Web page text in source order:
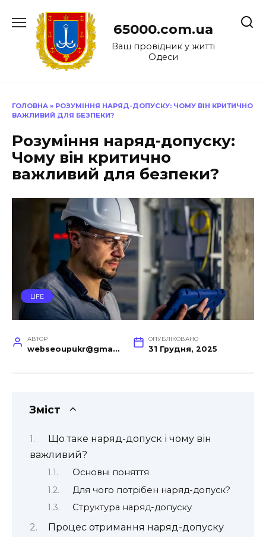
до
65000.com.ua
Ваш провідник у житті
Одеси
ГОЛОВНА » РОЗУМІННЯ НАРЯД-ДОПУСКУ: ЧОМУ ВІН КРИТИЧНО
ВАЖЛИВИЙ ДЛЯ БЕЗПЕКИ?
Розуміння наряд-допуску:
Чому він критично
важливий для безпеки?
LIFE
АВТОР
webseoupukr@gmail.com
ОПУБЛІКОВАНО
31 Грудня, 2025
Зміст
Що таке наряд-допуск і чому він
важливий?
Основні поняття
Для чого потрібен наряд-допуск?
Структура наряд-допуску
Процес отримання наряд-допуску